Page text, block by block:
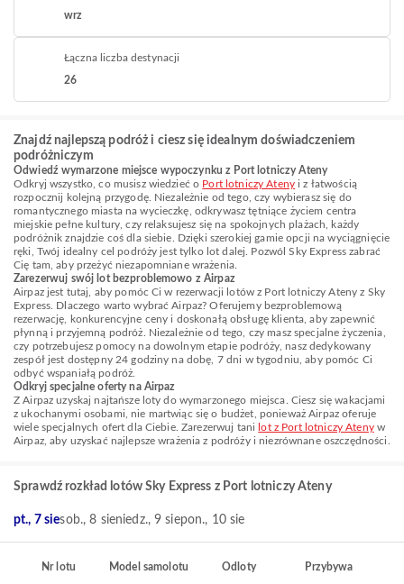
wrz
Łączna liczba destynacji
26
Znajdź najlepszą podróż i ciesz się idealnym doświadczeniem
podróżniczym
Odwiedź wymarzone miejsce wypoczynku z Port lotniczy Ateny
Odkryj wszystko, co musisz wiedzieć o Port lotniczy Ateny i z łatwością
rozpocznij kolejną przygodę. Niezależnie od tego, czy wybierasz się do
romantycznego miasta na wycieczkę, odkrywasz tętniące życiem centra
miejskie pełne kultury, czy relaksujesz się na spokojnych plażach, każdy
podróżnik znajdzie coś dla siebie. Dzięki szerokiej gamie opcji na wyciągnięcie
ręki, Twój idealny cel podróży jest tylko lot dalej. Pozwól Sky Express zabrać
Cię tam, aby przeżyć niezapomniane wrażenia.
Zarezerwuj swój lot bezproblemowo z Airpaz
Airpaz jest tutaj, aby pomóc Ci w rezerwacji lotów z Port lotniczy Ateny z Sky
Express. Dlaczego warto wybrać Airpaz? Oferujemy bezproblemową
rezerwację, konkurencyjne ceny i doskonałą obsługę klienta, aby zapewnić
płynną i przyjemną podróż. Niezależnie od tego, czy masz specjalne życzenia,
czy potrzebujesz pomocy na dowolnym etapie podróży, nasz dedykowany
zespół jest dostępny 24 godziny na dobę, 7 dni w tygodniu, aby pomóc Ci
odbyć wspaniałą podróż.
Odkryj specjalne oferty na Airpaz
Z Airpaz uzyskaj najtańsze loty do wymarzonego miejsca. Ciesz się wakacjami
z ukochanymi osobami, nie martwiąc się o budżet, ponieważ Airpaz oferuje
wiele specjalnych ofert dla Ciebie. Zarezerwuj tani lot z Port lotniczy Atenyw
Airpaz, aby uzyskać najlepsze wrażenia z podróży i niezrównane oszczędności.
Sprawdź rozkład lotów Sky Express z Port lotniczy Ateny
pt., 7 siesob., 8 sieniedz., 9 siepon., 10 sie
Nr lotu Model samolotu Odloty Przybywa